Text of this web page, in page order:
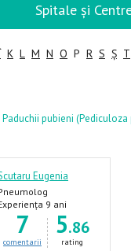
Spitale și
K L M N O P R S Ș T
Paduchii pubieni (Pediculoza
Eugenia
9 ani
7
comentarii
5.86
rating